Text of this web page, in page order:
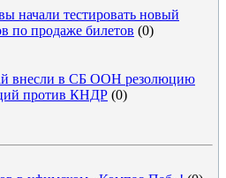
начали тестировать новый
по продаже билетов (0)
внесли в СБ ООН резолюцию
против КНДР (0)